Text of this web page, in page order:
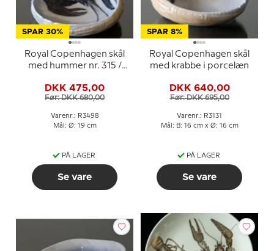
SPAR 30%
Royal Copenhagen skål
med hummer nr. 315 /
DKK 475,00
Før: DKK 680,00
Varenr.: R3498
Mål: Ø: 19 cm
PÅ LAGER
Se vare
SPAR 8%
Royal Copenhagen skål
med krabbe i porcelæn
DKK 640,00
Før: DKK 695,00
Varenr.: R3131
Mål: B: 16 cm x Ø: 16 cm
PÅ LAGER
Se vare